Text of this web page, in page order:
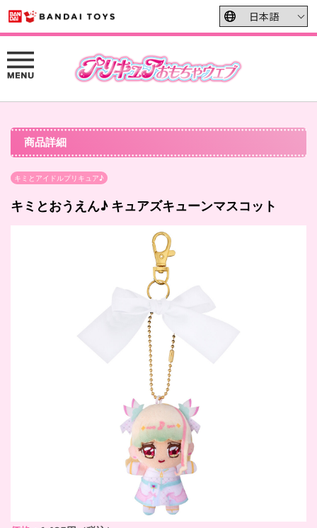
商品詳細
キミとアイドルプリキュア♪
キミとおうえん♪ キュアズキューンマスコット